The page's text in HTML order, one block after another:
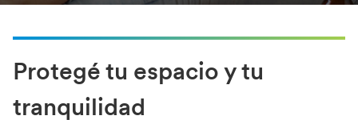
Protegé tu espacio y tu
tranquilidad